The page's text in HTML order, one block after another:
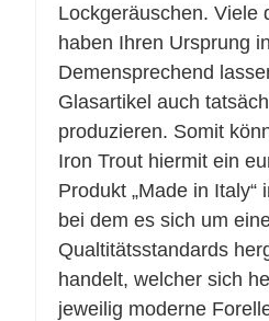
Lockgeräuschen. Viele
haben Ihren Ursprung
Demensprechend
Glasartikel auch
produzieren. Somit
Iron Trout hiermit ein
Produkt „Made in Italy“
bei dem es sich um
Qualtitätsstandards
handelt, welcher sich
jeweilig moderne